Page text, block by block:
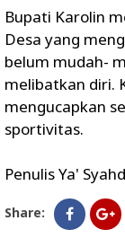
Bupati Karolin
Desa yang
belum mudah-
melibatkan diri.
mengucapkan
sportivitas.
Penulis Ya'
Share: